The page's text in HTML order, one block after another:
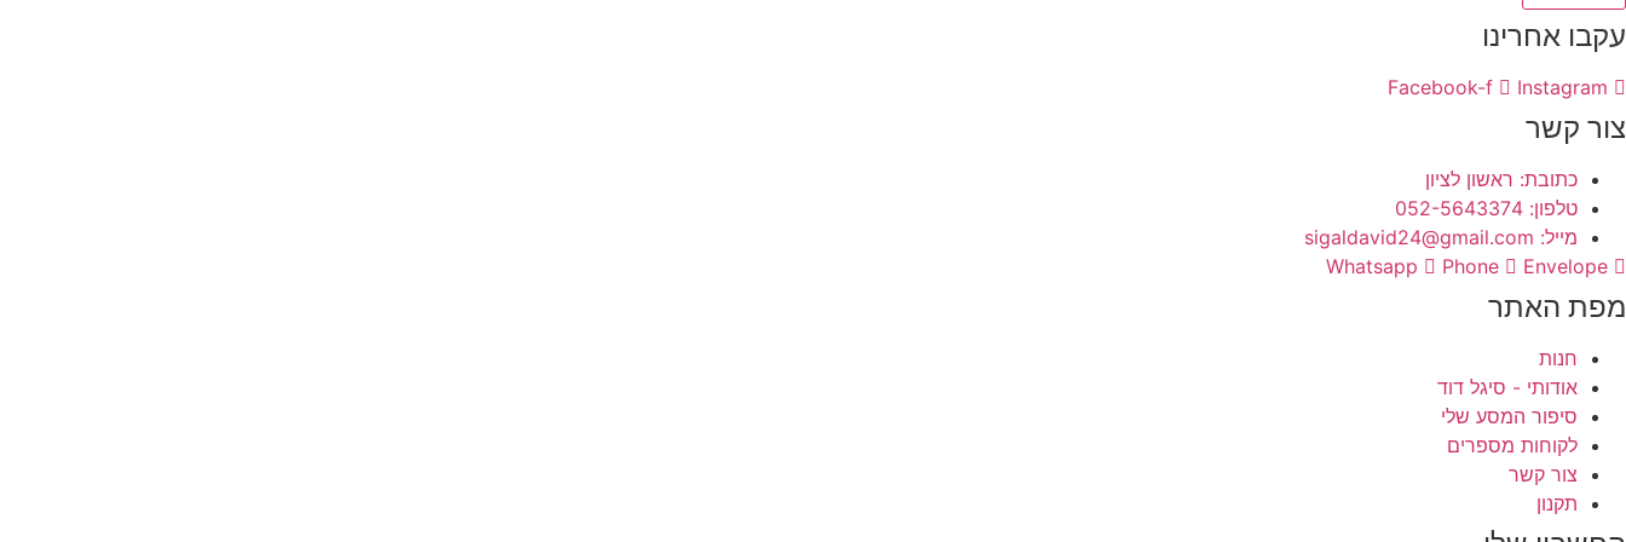
עקבו אחרינו
Facebook-f Instagram
צור קשר
כתובת: ראשון לציון
טלפון: 052-5643374
מייל: sigaldavid24@gmail.com
Whatsapp
Phone Envelope
מפת האתר
חנות
אודותי - סיגל דוד
סיפור המסע שלי
לקוחות מספרים
צור קשר
תקנון